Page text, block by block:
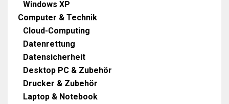
Windows XP
Computer & Technik
Cloud-Computing
Datenrettung
Datensicherheit
Desktop PC & Zubehör
Drucker & Zubehör
Laptop & Notebook